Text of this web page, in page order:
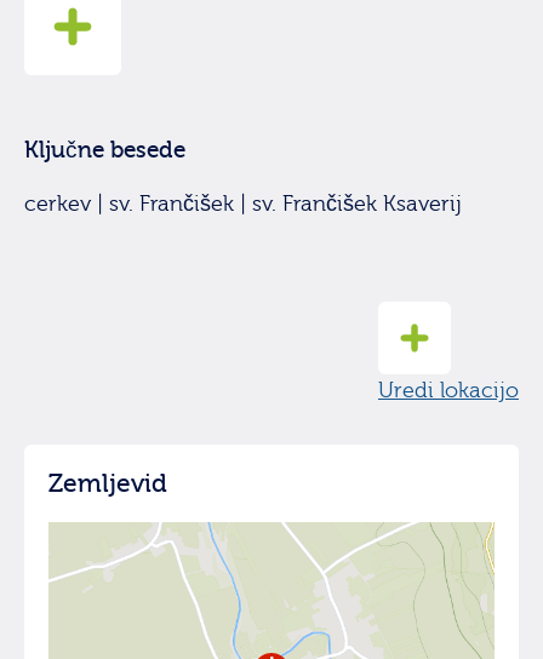
Ključne besede
cerkev | sv. Frančišek | sv. Frančišek Ksaverij
Uredi lokacijo
Zemljevid